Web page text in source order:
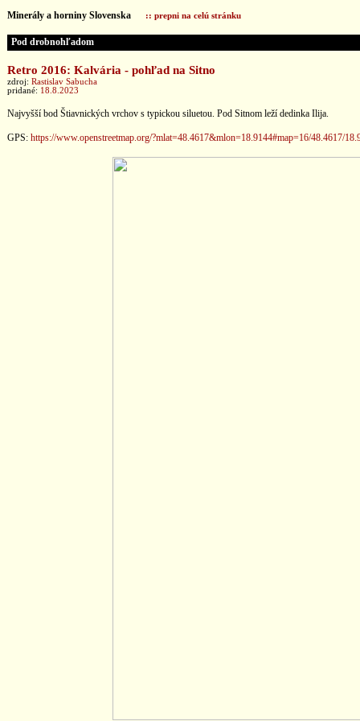
Minerály a horniny Slovenska :: prepni na celú stránku
Pod drobnohľadom
Retro 2016: Kalvária - pohľad na Sitno
zdroj: Rastislav Sabucha
pridané: 18.8.2023
Najvyšší bod Štiavnických vrchov s typickou siluetou. Pod Sitnom leží dedinka Ilija.
GPS: https://www.openstreetmap.org/?mlat=48.4617&mlon=18.9144#map=16/48.4617/